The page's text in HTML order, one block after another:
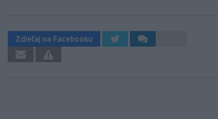
Zdieľaj na Facebooku